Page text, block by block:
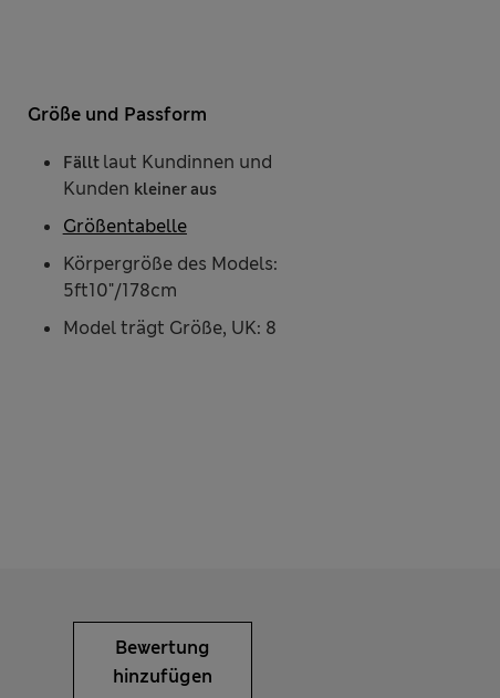
Größe und Passform
Fällt laut Kundinnen und
Kunden kleiner aus
Körpergröße des Models:
5ft10"/178cm
Model trägt Größe, UK: 8
Größentabelle
Bewertung
hinzufügen